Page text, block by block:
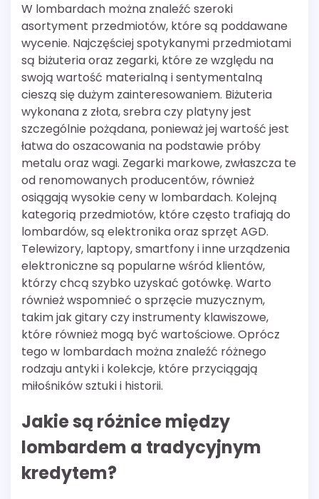
W lombardach można znaleźć szeroki
asortyment przedmiotów, które są poddawane
wycenie. Najczęściej spotykanymi przedmiotami
są biżuteria oraz zegarki, które ze względu na
swoją wartość materialną i sentymentalną
cieszą się dużym zainteresowaniem. Biżuteria
wykonana z złota, srebra czy platyny jest
szczególnie pożądana, ponieważ jej wartość jest
łatwa do oszacowania na podstawie próby
metalu oraz wagi. Zegarki markowe, zwłaszcza te
od renomowanych producentów, również
osiągają wysokie ceny w lombardach. Kolejną
kategorią przedmiotów, które często trafiają do
lombardów, są elektronika oraz sprzęt AGD.
Telewizory, laptopy, smartfony i inne urządzenia
elektroniczne są popularne wśród klientów,
którzy chcą szybko uzyskać gotówkę. Warto
również wspomnieć o sprzęcie muzycznym,
takim jak gitary czy instrumenty klawiszowe,
które również mogą być wartościowe. Oprócz
tego w lombardach można znaleźć różnego
rodzaju antyki i kolekcje, które przyciągają
miłośników sztuki i historii.
Jakie są różnice między
lombardem a tradycyjnym
kredytem?